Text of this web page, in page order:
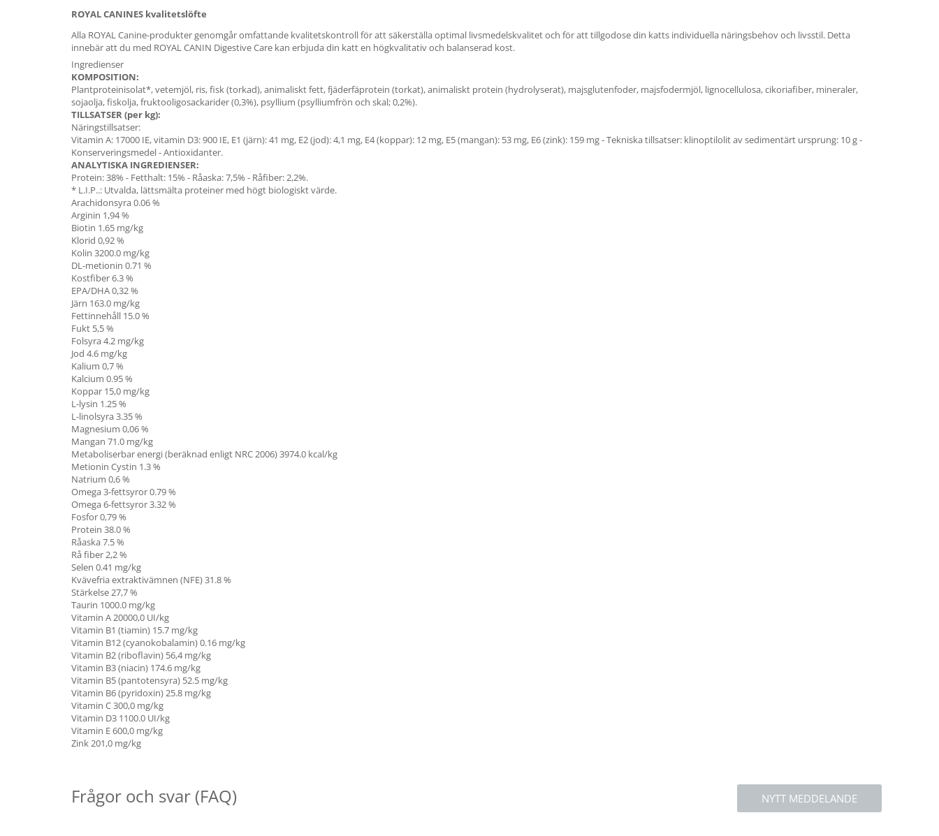
ROYAL CANINES kvalitetslöfte
Alla ROYAL Canine-produkter genomgår omfattande kvalitetskontroll för att säkerställa optimal livsmedelskvalitet och för att tillgodose din katts individuella näringsbehov och livsstil. Detta
innebär att du med ROYAL CANIN Digestive Care kan erbjuda din katt en högkvalitativ och balanserad kost.
Ingredienser
KOMPOSITION:
Plantproteinisolat*, vetemjöl, ris, fisk (torkad), animaliskt fett, fjäderfäprotein (torkat), animaliskt protein (hydrolyserat), majsglutenfoder, majsfodermjöl, lignocellulosa, cikoriafiber, mineraler,
sojaolja, fiskolja, fruktooligosackarider (0,3%), psyllium (psylliumfrön och skal; 0,2%).
TILLSATSER (per kg):
Näringstillsatser:
Vitamin A: 17000 IE, vitamin D3: 900 IE, E1 (järn): 41 mg, E2 (jod): 4,1 mg, E4 (koppar): 12 mg, E5 (mangan): 53 mg, E6 (zink): 159 mg - Tekniska tillsatser: klinoptilolit av sedimentärt ursprung: 10 g -
Konserveringsmedel - Antioxidanter.
ANALYTISKA INGREDIENSER:
Protein: 38% - Fetthalt: 15% - Råaska: 7,5% - Råfiber: 2,2%.
* L.I.P..: Utvalda, lättsmälta proteiner med högt biologiskt värde.
Arachidonsyra0.06%
Arginin 1,94%
Biotin 1.65 mg/kg
Klorid 0,92%
Kolin 3200.0 mg/kg
DL-metionin 0.71 %
Kostfiber6.3%
EPA/DHA0,32%
Järn 163.0 mg/kg
Fettinnehåll 15.0%
Fukt 5,5%
Folsyra4.2 mg/kg
Jod 4.6 mg/kg
Kalium 0,7%
Kalcium 0.95%
Koppar 15,0 mg/kg
L-lysin 1.25%
L-linolsyra3.35%
Magnesium 0,06%
Mangan 71.0 mg/kg
Metaboliserbar energi (beräknad enligt NRC 2006)3974.0 kcal/kg
Metionin Cystin 1.3%
Natrium 0,6%
Omega 3-fettsyror0.79%
Omega 6-fettsyror3.32%
Fosfor0,79%
Protein 38.0%
Råaska7.5%
Rå fiber2,2%
Selen 0.41 mg/kg
Kvävefria extraktivämnen (NFE)31.8%
Stärkelse27,7%
Taurin 1000.0 mg/kg
Vitamin A20000,0 UI/kg
Vitamin B1 (tiamin) 15.7 mg/kg
Vitamin B12 (cyanokobalamin)0.16 mg/kg
Vitamin B2 (riboflavin) 56,4 mg/kg
Vitamin B3 (niacin) 174.6 mg/kg
Vitamin B5 (pantotensyra) 52.5 mg/kg
Vitamin B6 (pyridoxin)25.8 mg/kg
Vitamin C300,0 mg/kg
Vitamin D3 1100.0 UI/kg
Vitamin E600,0 mg/kg
Zink201,0 mg/kg
NYTT MEDDELANDE
Frågor och svar (FAQ)